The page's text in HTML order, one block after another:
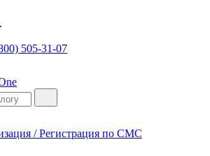
505-31-07
/ Регистрация по СМС